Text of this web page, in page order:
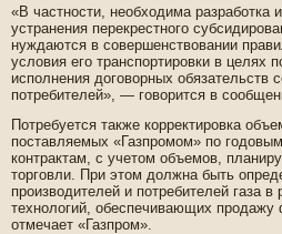
«В частности, необходима разработка
устранения перекрестного
нуждаются в сове­ршенствовании
условия его транспортировки в целях
исполнения договорных обязательств
потреби­телей», — говорится в
Потребуется также корректировка
поставляемых «Газпромом» по
контрактам, с учетом объемов,
торговли. При этом должна быть
производителей и потреби­телей газа в
технологий, обеспечивающих продажу
отмечает «Газпром».